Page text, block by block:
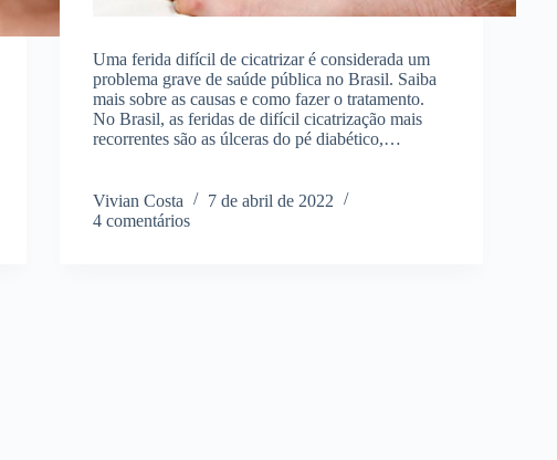
Uma ferida difícil de cicatrizar é considerada um
problema grave de saúde pública no Brasil. Saiba
mais sobre as causas e como fazer o tratamento.
No Brasil, as feridas de difícil cicatrização mais
recorrentes são as úlceras do pé diabético,…
Vivian Costa
7 de abril de 2022
4 comentários